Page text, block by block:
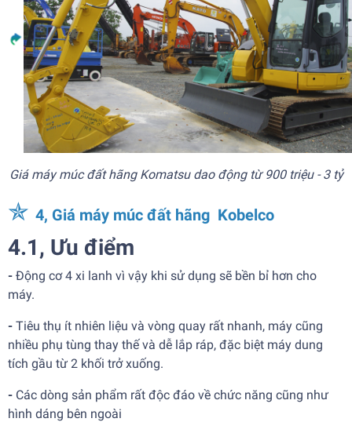
Giá máy múc đất hãng Komatsu dao động từ 900 triệu - 3 tỷ
✯ 4, Giá máy múc đất hãng Kobelco
4.1, Ưu điểm
- Động cơ 4 xi lanh vì vậy khi sử dụng sẽ bền bỉ hơn cho
máy.
- Tiêu thụ ít nhiên liệu và vòng quay rất nhanh, máy cũng
nhiều phụ tùng thay thế và dễ lắp ráp, đặc biệt máy dung
tích gầu từ 2 khối trở xuống.
- Các dòng sản phẩm rất độc đáo về chức năng cũng như
hình dáng bên ngoài